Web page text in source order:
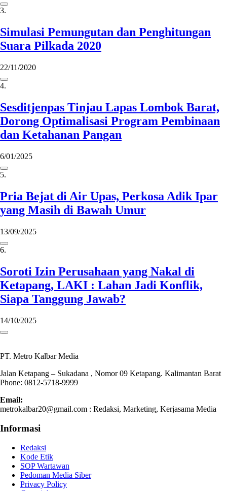
3.
Simulasi Pemungutan dan Penghitungan
Suara Pilkada 2020
22/11/2020
4.
Sesditjenpas Tinjau Lapas Lombok Barat,
Dorong Optimalisasi Program Pembinaan
dan Ketahanan Pangan
6/01/2025
5.
Pria Bejat di Air Upas, Perkosa Adik Ipar
yang Masih di Bawah Umur
13/09/2025
6.
Soroti Izin Perusahaan yang Nakal di
Ketapang, LAKI : Lahan Jadi Konflik,
Siapa Tanggung Jawab?
14/10/2025
PT. Metro Kalbar Media
Jalan Ketapang – Sukadana , Nomor 09 Ketapang. Kalimantan Barat
Phone: 0812-5718-9999
Email:
metrokalbar20@gmail.com : Redaksi, Marketing, Kerjasama Media
Informasi
Redaksi
Kode Etik
SOP Wartawan
Pedoman Media Siber
Privacy Policy